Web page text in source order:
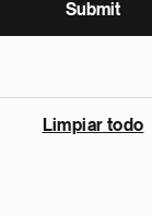
Limpiar todo